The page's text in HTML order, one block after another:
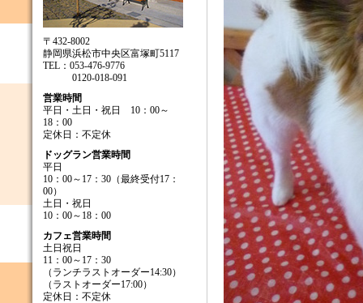
〒432-8002
静岡県浜松市中央区富塚町5117
TEL：053-476-9776
0120-018-091
営業時間
平日・土日・祝日 10：00～
18：00
定休日：不定休
ドッグラン営業時間
平日
10：00～17：30（最終受付17：
00）
土日・祝日
10：00～18：00
カフェ営業時間
土日祝日
11：00～17：30
（ランチラストオーダー14:30）
（ラストオーダー17:00）
定休日：不定休